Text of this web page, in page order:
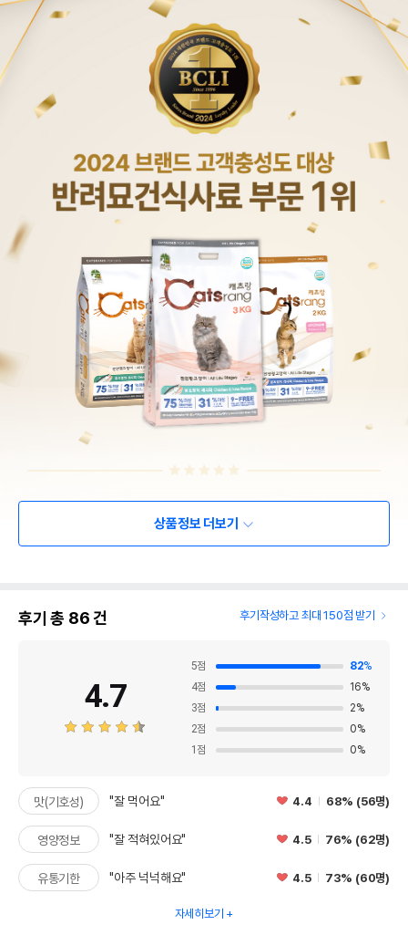
상품정보 더보기
후기 총 86건 후기작성하고 최대 150점 받기
4.7
5점 82%
4점 16%
3점 2%
2점 0%
1 점 0%
맛(기호성) "잘 먹어요" 4.4 68% (56명)
영양정보 "잘 적혀있어요" 4.5 76% (62명)
유통기한 "아주 넉넉해요" 4.5 73% (60명)
자세히보기